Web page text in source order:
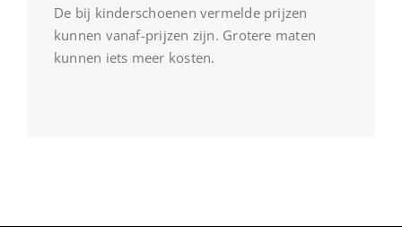
De bij kinderschoenen vermelde prijzen
kunnen vanaf-prijzen zijn. Grotere maten
kunnen iets meer kosten.